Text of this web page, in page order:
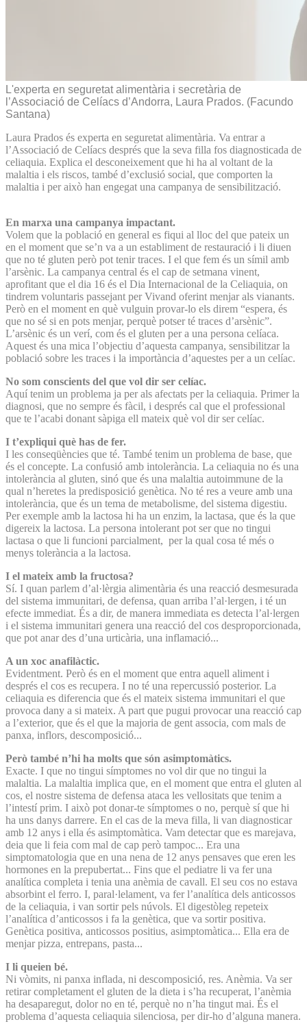
L'experta en seguretat alimentària i secretària de
l’Associació de Celíacs d’Andorra, Laura Prados. (Facundo
Santana)
Laura Prados és experta en seguretat alimentària. Va entrar a
l’Associació de Celíacs després que la seva filla fos diagnosticada de
celiaquia. Explica el desconeixement que hi ha al voltant de la
malaltia i els riscos, també d’exclusió social, que comporten la
malaltia i per això han engegat una campanya de sensibilització.
En marxa una campanya impactant.
Volem que la població en general es fiqui al lloc del que pateix un
en el moment que se’n va a un establiment de restauració i li diuen
que no té gluten però pot tenir traces. I el que fem és un símil amb
l’arsènic. La campanya central és el cap de setmana vinent,
aprofitant que el dia 16 és el Dia Internacional de la Celiaquia, on
tindrem voluntaris passejant per Vivand oferint menjar als vianants.
Però en el moment en què vulguin provar-lo els direm “espera, és
que no sé si en pots menjar, perquè potser té traces d’arsènic”.
L’arsènic és un verí, com és el gluten per a una persona celíaca.
Aquest és una mica l’objectiu d’aquesta campanya, sensibilitzar la
població sobre les traces i la importància d’aquestes per a un celíac.
No som conscients del que vol dir ser celíac.
Aquí tenim un problema ja per als afectats per la celiaquia. Primer la
diagnosi, que no sempre és fàcil, i després cal que el professional
que te l’acabi donant sàpiga ell mateix què vol dir ser celíac.
I t’expliqui què has de fer.
I les conseqüències que té. També tenim un problema de base, que
és el concepte. La confusió amb intolerància. La celiaquia no és una
intolerància al gluten, sinó que és una malaltia autoimmune de la
qual n’heretes la predisposició genètica. No té res a veure amb una
intolerància, que és un tema de metabolisme, del sistema digestiu.
Per exemple amb la lactosa hi ha un enzim, la lactasa, que és la que
digereix la lactosa. La persona intolerant pot ser que no tingui
lactasa o que li funcioni parcialment, per la qual cosa té més o
menys tolerància a la lactosa.
I el mateix amb la fructosa?
Sí. I quan parlem d’al·lèrgia alimentària és una reacció desmesurada
del sistema immunitari, de defensa, quan arriba l’al·lergen, i té un
efecte immediat. És a dir, de manera immediata es detecta l’al·lergen
i el sistema immunitari genera una reacció del cos desproporcionada,
que pot anar des d’una urticària, una inflamació...
A un xoc anafilàctic.
Evidentment. Però és en el moment que entra aquell aliment i
després el cos es recupera. I no té una repercussió posterior. La
celiaquia es diferencia que és el mateix sistema immunitari el que
provoca dany a si mateix. A part que pugui provocar una reacció cap
a l’exterior, que és el que la majoria de gent associa, com mals de
panxa, inflors, descomposició...
Però també n’hi ha molts que són asimptomàtics.
Exacte. I que no tingui símptomes no vol dir que no tingui la
malaltia. La malaltia implica que, en el moment que entra el gluten al
cos, el nostre sistema de defensa ataca les vellositats que tenim a
l’intestí prim. I això pot donar-te símptomes o no, perquè sí que hi
ha uns danys darrere. En el cas de la meva filla, li van diagnosticar
amb 12 anys i ella és asimptomàtica. Vam detectar que es marejava,
deia que li feia com mal de cap però tampoc... Era una
simptomatologia que en una nena de 12 anys pensaves que eren les
hormones en la prepubertat... Fins que el pediatre li va fer una
analítica completa i tenia una anèmia de cavall. El seu cos no estava
absorbint el ferro. I, paral·lelament, va fer l’analítica dels anticossos
de la celiaquia, i van sortir pels núvols. El digestòleg repeteix
l’analítica d’anticossos i fa la genètica, que va sortir positiva.
Genètica positiva, anticossos positius, asimptomàtica... Ella era de
menjar pizza, entrepans, pasta...
I li queien bé.
Ni vòmits, ni panxa inflada, ni descomposició, res. Anèmia. Va ser
retirar completament el gluten de la dieta i s’ha recuperat, l’anèmia
ha desaparegut, dolor no en té, perquè no n’ha tingut mai. És el
problema d’aquesta celiaquia silenciosa, per dir-ho d’alguna manera.